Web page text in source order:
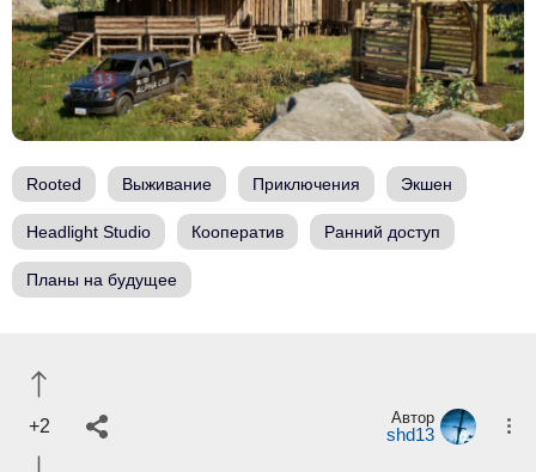
Rooted Выживание Приключения Экшен
Headlight Studio Кооператив Ранний доступ
Планы на будущее
+2 Автор
shd13